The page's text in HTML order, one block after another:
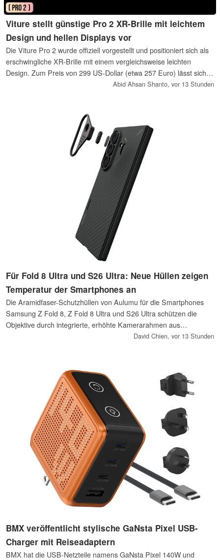
Viture stellt günstige Pro 2 XR-Brille mit leichtem
Design und hellen Displays vor
Die Viture Pro 2 wurde offiziell vorgestellt und positioniert sich als
erschwingliche XR-Brille mit einem vergleichsweise leichten
Design. Zum Preis von 299 US-Dollar (etwa 257 Euro) lässt sich
die Brille mit dem ebenfalls neu vorgestellten Mobile Dock Mini
Abid Ahsan Shanto, vor 13 Stunden
Für Fold 8 Ultra und S26 Ultra: Neue Hüllen zeigen
Temperatur der Smartphones an
Die Aramidfaser-Schutzhüllen von Aulumu für die Smartphones
Samsung Z Fold 8, Z Fold 8 Ultra und S26 Ultra schützen die
Objektive durch integrierte, erhöhte Kamerarahmen aus
Aluminium vor Beschädigungen. Ein Streifen mit
David Chien, vor 13 Stunden
BMX veröffentlicht stylische GaNsta Pixel USB-
Charger mit Reiseadaptern
BMX hat die USB-Netzteile namens GaNsta Pixel 140W und